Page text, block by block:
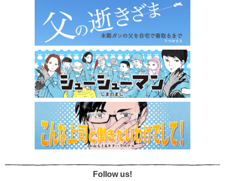
Follow us!